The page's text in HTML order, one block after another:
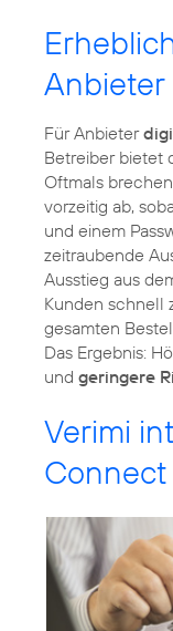
Anbieter
Für Anbieter
Betreiber bietet
Oftmals
vorzeitig ab,
und einem
zeitraubende
Ausstieg aus
Kunden schnell
gesamten
Das Ergebnis:
und geringere
Verimi
Connect